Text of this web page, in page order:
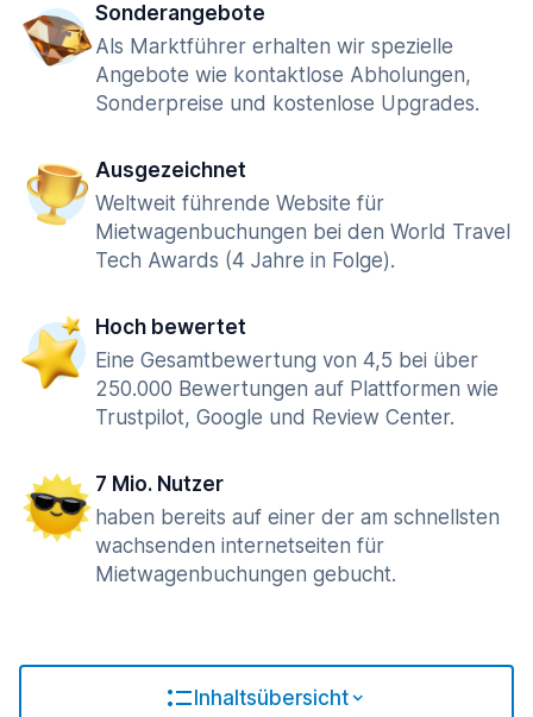
Sonderangebote
Als Marktführer erhalten wir spezielle
Angebote wie kontaktlose Abholungen,
Sonderpreise und kostenlose Upgrades.
Ausgezeichnet
Weltweit führende Website für
Mietwagenbuchungen bei den World Travel
Tech Awards (4 Jahre in Folge).
Hoch bewertet
Eine Gesamtbewertung von 4,5 bei über
250.000 Bewertungen auf Plattformen wie
Trustpilot, Google und Review Center.
7 Mio. Nutzer
haben bereits auf einer der am schnellsten
wachsenden internetseiten für
Mietwagenbuchungen gebucht.
Inhaltsübersicht